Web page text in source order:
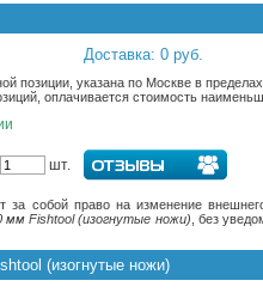
Доставка: 0 руб.
позиции, указана по Москве в
оплачивается стоимость
шт.
за собой право на изменение
мм Fishtool (изогнутые ножи) , без
(изогнутые ножи)